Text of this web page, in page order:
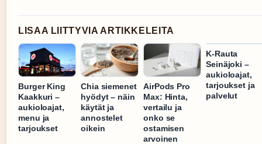
LISAA LIITTYVIA ARTIKKELEITA
Burger King
Kaakkuri –
aukioloajat,
menu ja
tarjoukset
Chia siemenet
hyödyt – näin
käytät ja
annostelet
oikein
AirPods Pro
Max: Hinta,
vertailu ja
onko se
ostamisen
arvoinen
K-Rauta
Seinäjoki –
aukioloajat,
tarjoukset ja
palvelut